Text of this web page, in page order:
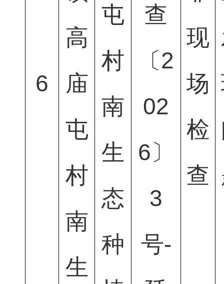
6
高
庙
屯
村
南
生
屯
村
南
生
态
种
查
〔2
02
6〕
3
号-
现
场
检
查